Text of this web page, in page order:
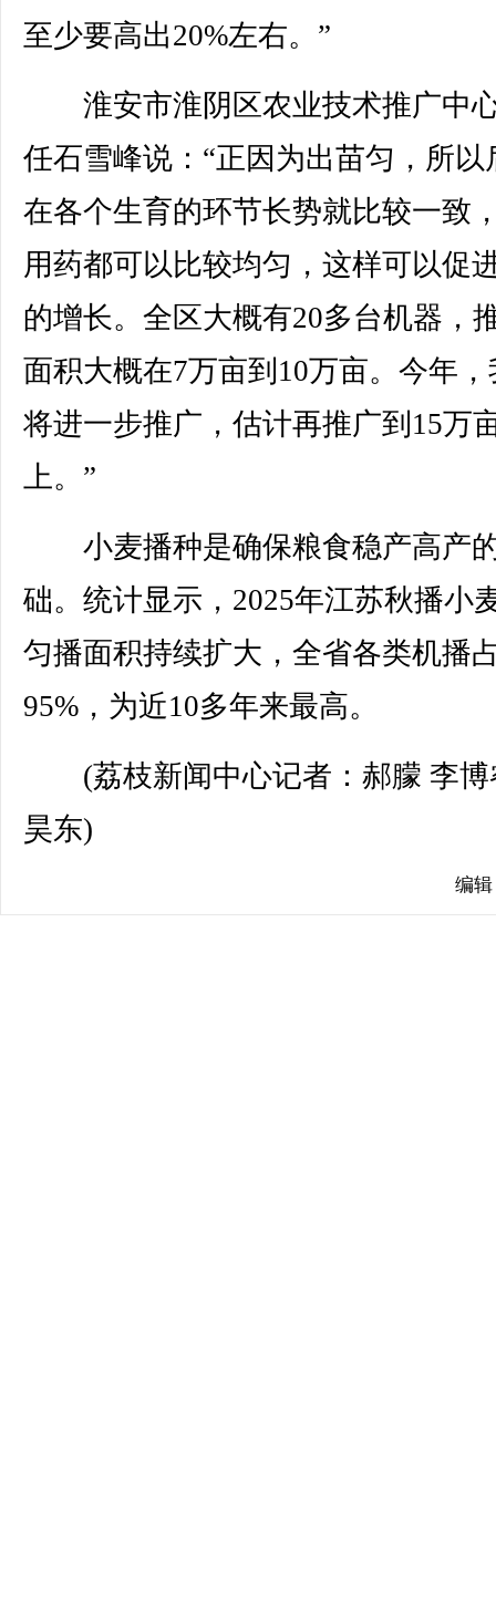
至少要高出20%左右。”
淮安市淮阴区农业技术推广中
任石雪峰说：“正因为出苗匀，所以
在各个生育的环节长势就比较一致
用药都可以比较均匀，这样可以促
的增长。全区大概有20多台机器，
面积大概在7万亩到10万亩。今年，
将进一步推广，估计再推广到15万
上。”
小麦播种是确保粮食稳产高产
础。统计显示，2025年江苏秋播小
匀播面积持续扩大，全省各类机播
95%，为近10多年来最高。
(荔枝新闻中心记者：郝朦 李博
昊东)
编